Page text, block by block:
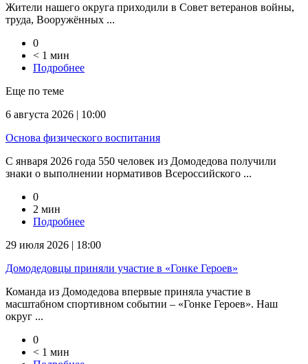
Жители нашего округа приходили в Совет ветеранов войны,
труда, Вооружённых ...
0
< 1 мин
Подробнее
Еще по теме
6 августа 2026 | 10:00
Основа физического воспитания
С января 2026 года 550 человек из Домодедова получили
знаки о выполнении нормативов Всероссийского ...
0
2 мин
Подробнее
29 июля 2026 | 18:00
Домодедовцы приняли участие в «Гонке Героев»
Команда из Домодедова впервые приняла участие в
масштабном спортивном событии – «Гонке Героев». Наш
округ ...
0
< 1 мин